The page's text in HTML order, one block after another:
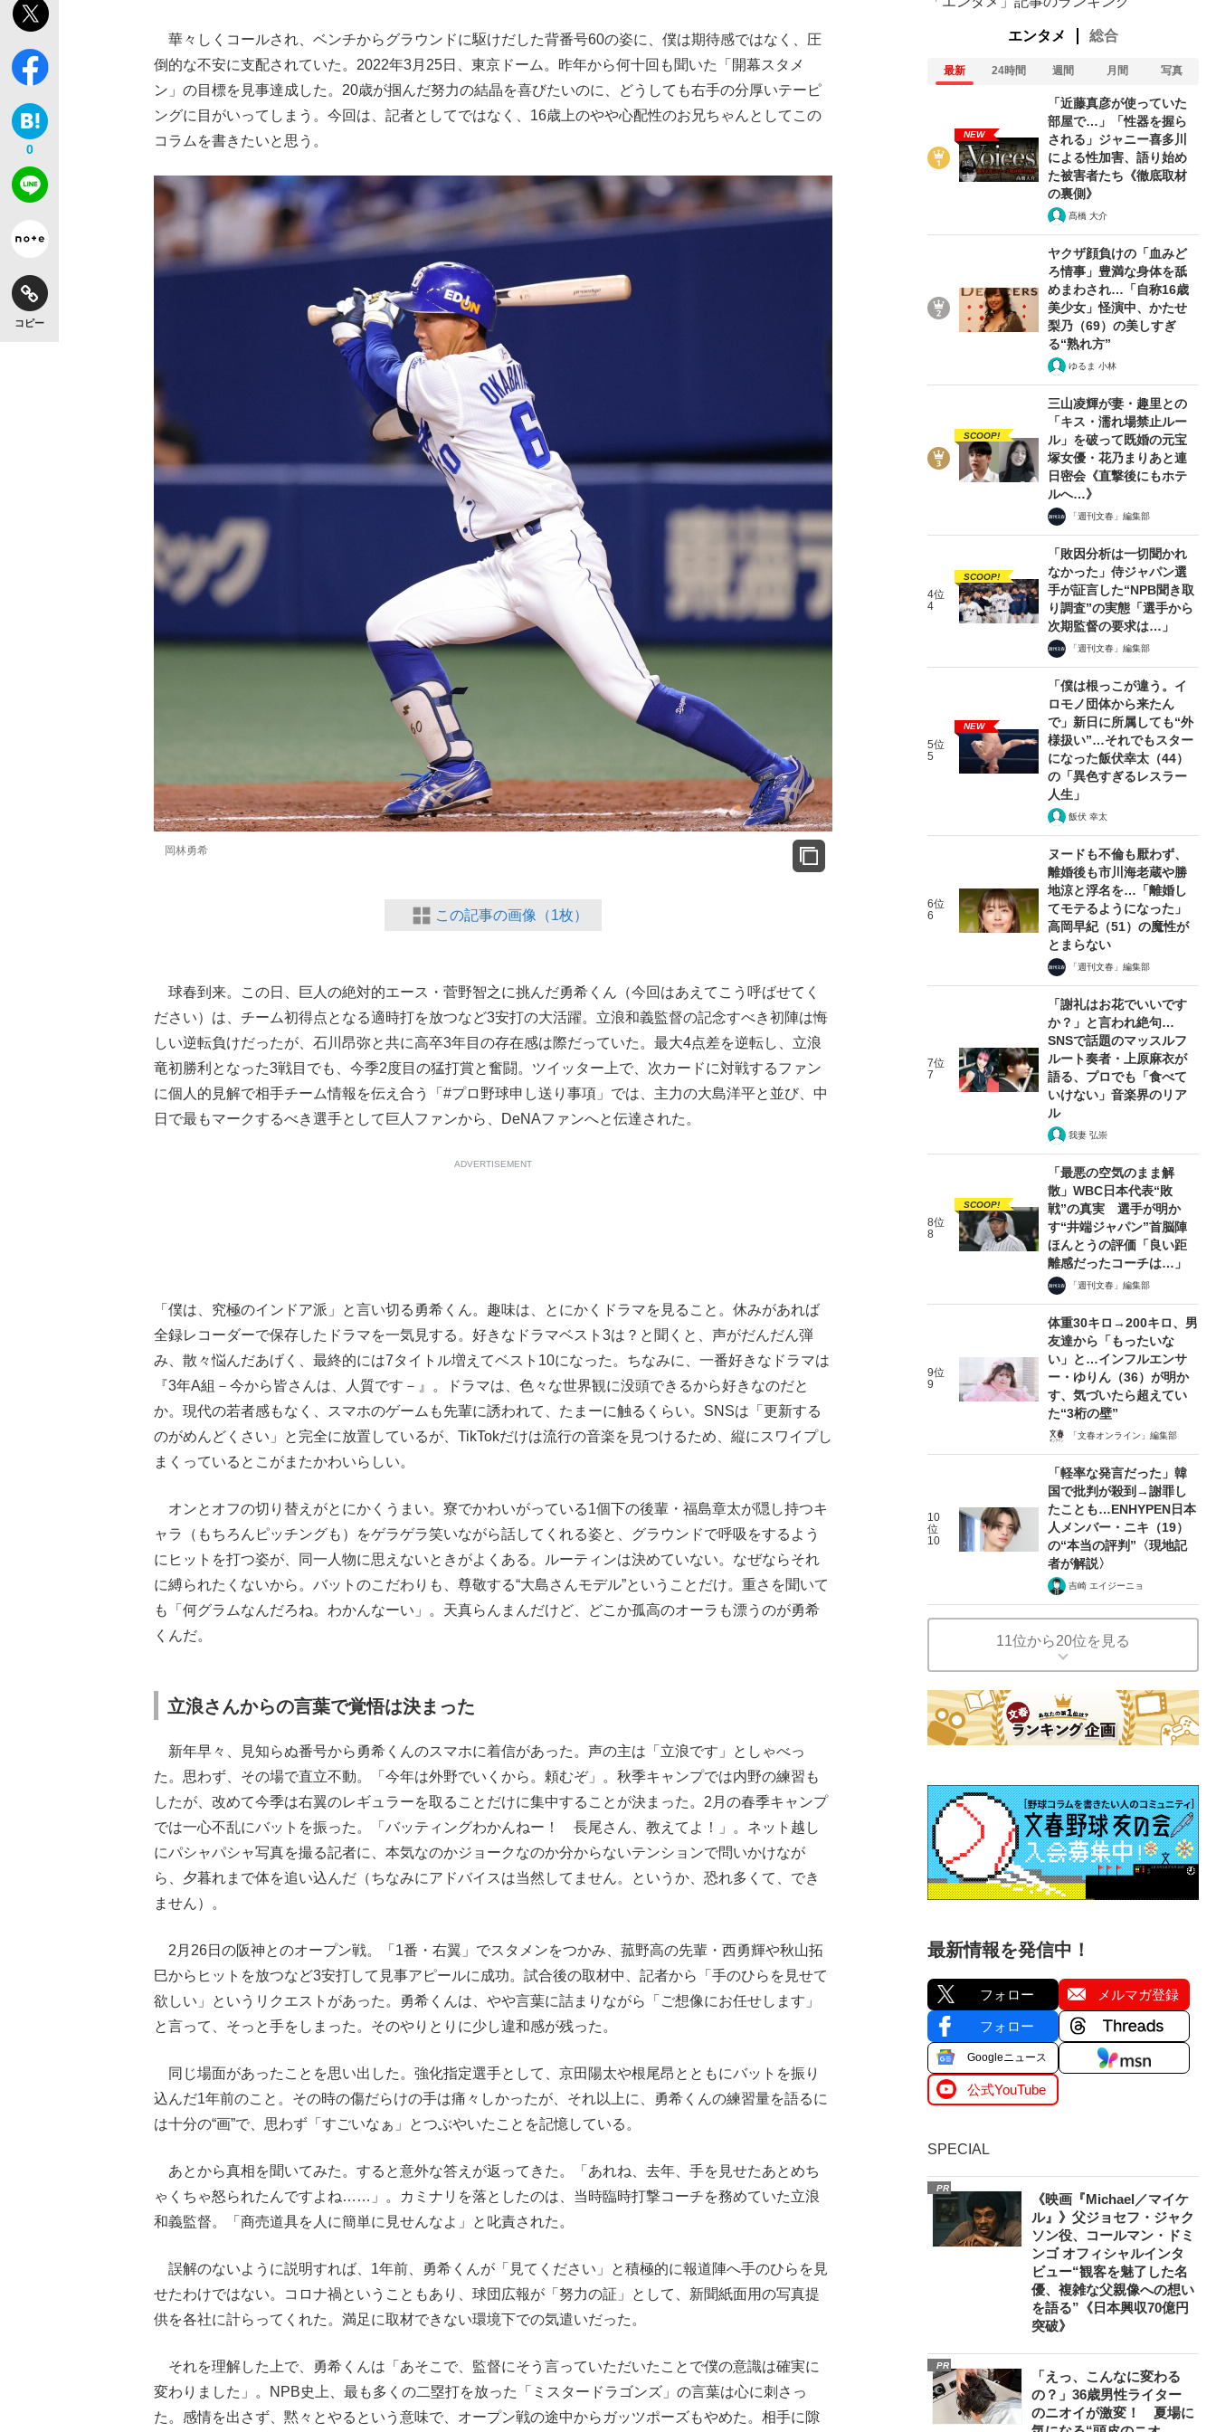
0
コピー
華々しくコールされ、ベンチからグラウンドに駆けだした背番号60の姿に、僕は期待感ではなく、圧
倒的な不安に支配されていた。2022年3月25日、東京ドーム。昨年から何十回も聞いた「開幕スタメ
ン」の目標を見事達成した。20歳が掴んだ努力の結晶を喜びたいのに、どうしても右手の分厚いテーピ
ングに目がいってしまう。今回は、記者としてではなく、16歳上のやや心配性のお兄ちゃんとしてこの
コラムを書きたいと思う。
岡林勇希
この記事の画像（1枚）
球春到来。この日、巨人の絶対的エース・菅野智之に挑んだ勇希くん（今回はあえてこう呼ばせてく
ださい）は、チーム初得点となる適時打を放つなど3安打の大活躍。立浪和義監督の記念すべき初陣は悔
しい逆転負けだったが、石川昂弥と共に高卒3年目の存在感は際だっていた。最大4点差を逆転し、立浪
竜初勝利となった3戦目でも、今季2度目の猛打賞と奮闘。ツイッター上で、次カードに対戦するファン
に個人的見解で相手チーム情報を伝え合う「#プロ野球申し送り事項」では、主力の大島洋平と並び、中
日で最もマークするべき選手として巨人ファンから、DeNAファンへと伝達された。
ADVERTISEMENT
「僕は、究極のインドア派」と言い切る勇希くん。趣味は、とにかくドラマを見ること。休みがあれば
全録レコーダーで保存したドラマを一気見する。好きなドラマベスト3は？と聞くと、声がだんだん弾
み、散々悩んだあげく、最終的には7タイトル増えてベスト10になった。ちなみに、一番好きなドラマは
『3年A組－今から皆さんは、人質です－』。ドラマは、色々な世界観に没頭できるから好きなのだと
か。現代の若者感もなく、スマホのゲームも先輩に誘われて、たまーに触るくらい。SNSは「更新する
のがめんどくさい」と完全に放置しているが、TikTokだけは流行の音楽を見つけるため、縦にスワイプし
まくっているとこがまたかわいらしい。
オンとオフの切り替えがとにかくうまい。寮でかわいがっている1個下の後輩・福島章太が隠し持つキ
ャラ（もちろんピッチングも）をゲラゲラ笑いながら話してくれる姿と、グラウンドで呼吸をするよう
にヒットを打つ姿が、同一人物に思えないときがよくある。ルーティンは決めていない。なぜならそれ
に縛られたくないから。バットのこだわりも、尊敬する“大島さんモデル”ということだけ。重さを聞いて
も「何グラムなんだろね。わかんなーい」。天真らんまんだけど、どこか孤高のオーラも漂うのが勇希
くんだ。
立浪さんからの言葉で覚悟は決まった
新年早々、見知らぬ番号から勇希くんのスマホに着信があった。声の主は「立浪です」としゃべっ
た。思わず、その場で直立不動。「今年は外野でいくから。頼むぞ」。秋季キャンプでは内野の練習も
したが、改めて今季は右翼のレギュラーを取ることだけに集中することが決まった。2月の春季キャンプ
では一心不乱にバットを振った。「バッティングわかんねー！ 長尾さん、教えてよ！」。ネット越し
にパシャパシャ写真を撮る記者に、本気なのかジョークなのか分からないテンションで問いかけなが
ら、夕暮れまで体を追い込んだ（ちなみにアドバイスは当然してません。というか、恐れ多くて、でき
ません）。
2月26日の阪神とのオープン戦。「1番・右翼」でスタメンをつかみ、菰野高の先輩・西勇輝や秋山拓
巳からヒットを放つなど3安打して見事アピールに成功。試合後の取材中、記者から「手のひらを見せて
欲しい」というリクエストがあった。勇希くんは、やや言葉に詰まりながら「ご想像にお任せします」
と言って、そっと手をしまった。そのやりとりに少し違和感が残った。
同じ場面があったことを思い出した。強化指定選手として、京田陽太や根尾昂とともにバットを振り
込んだ1年前のこと。その時の傷だらけの手は痛々しかったが、それ以上に、勇希くんの練習量を語るに
は十分の“画”で、思わず「すごいなぁ」とつぶやいたことを記憶している。
あとから真相を聞いてみた。すると意外な答えが返ってきた。「あれね、去年、手を見せたあとめち
ゃくちゃ怒られたんですよね……」。カミナリを落としたのは、当時臨時打撃コーチを務めていた立浪
和義監督。「商売道具を人に簡単に見せんなよ」と叱責された。
誤解のないように説明すれば、1年前、勇希くんが「見てください」と積極的に報道陣へ手のひらを見
せたわけではない。コロナ禍ということもあり、球団広報が「努力の証」として、新聞紙面用の写真提
供を各社に計らってくれた。満足に取材できない環境下での気遣いだった。
それを理解した上で、勇希くんは「あそこで、監督にそう言っていただいたことで僕の意識は確実に
変わりました」。NPB史上、最も多くの二塁打を放った「ミスタードラゴンズ」の言葉は心に刺さっ
た。感情を出さず、黙々とやるという意味で、オープン戦の途中からガッツポーズもやめた。相手に隙
エンタメ 総合
最新 24時間 週間 月間 写真
NEW
「近藤真彦が使っていた
部屋で…」「性器を握ら
される」ジャニー喜多川
による性加害、語り始め
た被害者たち《徹底取材
の裏側》
髙橋 大介
ヤクザ顔負けの「血みど
ろ情事」豊満な身体を舐
めまわされ…「自称16歳
美少女」怪演中、かたせ
梨乃（69）の美しすぎ
る“熟れ方”
ゆるま 小林
SCOOP!
三山凌輝が妻・趣里との
「キス・濡れ場禁止ルー
ル」を破って既婚の元宝
塚女優・花乃まりあと連
日密会《直撃後にもホテ
ルへ…》
「週刊文春」編集部
4位
4
SCOOP!
「敗因分析は一切聞かれ
なかった」侍ジャパン選
手が証言した“NPB聞き取
り調査”の実態「選手から
次期監督の要求は…」
「週刊文春」編集部
5位
5
NEW
「僕は根っこが違う。イ
ロモノ団体から来たん
で」新日に所属しても“外
様扱い”…それでもスター
になった飯伏幸太（44）
の「異色すぎるレスラー
人生」
飯伏 幸太
6位
6
ヌードも不倫も厭わず、
離婚後も市川海老蔵や勝
地涼と浮名を…「離婚し
てモテるようになった」
高岡早紀（51）の魔性が
とまらない
「週刊文春」編集部
7位
7
「謝礼はお花でいいです
か？」と言われ絶句…
SNSで話題のマッスルフ
ルート奏者・上原麻衣が
語る、プロでも「食べて
いけない」音楽界のリア
ル
我妻 弘崇
8位
8
SCOOP!
「最悪の空気のまま解
散」WBC日本代表“敗
戦”の真実 選手が明か
す“井端ジャパン”首脳陣
ほんとうの評価「良い距
離感だったコーチは…」
「週刊文春」編集部
9位
9
体重30キロ→200キロ、男
友達から「もったいな
い」と…インフルエンサ
ー・ゆりん（36）が明か
す、気づいたら超えてい
た“3桁の壁”
「文春オンライン」編集部
10
位
10
「軽率な発言だった」韓
国で批判が殺到→謝罪し
たことも…ENHYPEN日本
人メンバー・ニキ（19）
の“本当の評判”〈現地記
者が解説〉
吉崎 エイジーニョ
11位から20位を見る
最新情報を発信中！
フォロー メルマガ登録
フォロー
Googleニュース
公式YouTube
SPECIAL
PR
《映画『Michael／マイケ
ル』》父ジョセフ・ジャク
ソン役、コールマン・ドミ
ンゴ オフィシャルインタ
ビュー“観客を魅了した名
優、複雑な父親像への想い
を語る”《日本興収70億円
突破》
PR
「えっ、こんなに変わる
の？」36歳男性ライター
のニオイが激変！ 夏場に